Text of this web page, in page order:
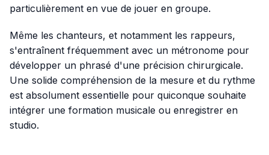
particulièrement en vue de jouer en groupe.
Même les chanteurs, et notamment les rappeurs,
s'entraînent fréquemment avec un métronome pour
développer un phrasé d'une précision chirurgicale.
Une solide compréhension de la mesure et du rythme
est absolument essentielle pour quiconque souhaite
intégrer une formation musicale ou enregistrer en
studio.